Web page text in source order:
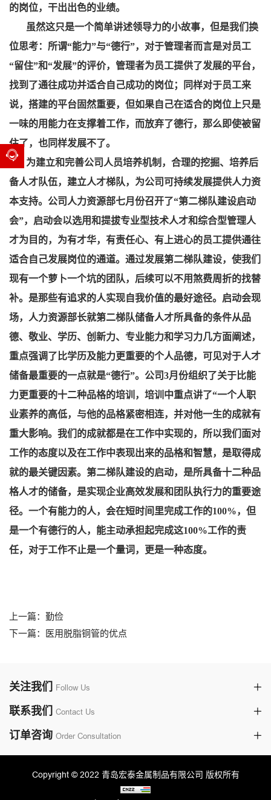
的岗位，干出出色的业绩。
虽然这只是一个简单讲述领导力的小故事，但是我们换
位思考：所谓“能力”与“德行”，对于管理者而言是对员工
“留住”和“发展”的评价，管理者为员工提供了发展的平台，
找到了通往成功并适合自己成功的岗位；同样对于员工来
说，搭建的平台固然重要，但如果自己在适合的岗位上只是
一味的用能力在支撑着工作，而放弃了德行，那么即使被留
住了，也同样发展不了。
为建立和完善公司人员培养机制，合理的挖掘、培养后
备人才队伍，建立人才梯队，为公司可持续发展提供人力资
本支持。公司人力资源部七月份召开了“第二梯队建设启动
会”，启动会以选用和提拔专业型技术人才和综合型管理人
才为目的，为有才华，有责任心、有上进心的员工提供通往
适合自己发展岗位的通道。通过发展第二梯队建设，使我们
现有一个萝卜一个坑的团队，后续可以不用煞费周折的找替
补。是那些有追求的人实现自我价值的最好途径。启动会现
场，人力资源部长就第二梯队储备人才所具备的条件从品
德、敬业、学历、创新力、专业能力和学习力几方面阐述，
重点强调了比学历及能力更重要的个人品德，可见对于人才
储备最重要的一点就是“德行”。公司3月份组织了关于比能
力更重要的十二种品格的培训，培训中重点讲了“一个人职
业素养的高低，与他的品格紧密相连，并对他一生的成就有
重大影响。我们的成就都是在工作中实现的，所以我们面对
工作的态度以及在工作中表现出来的品格和智慧，是取得成
就的最关键因素。第二梯队建设的启动，是所具备十二种品
格人才的储备，是实现企业高效发展和团队执行力的重要途
径。一个有能力的人，会在短时间里完成工作的100%，但
是一个有德行的人，能主动承担起完成这100%工作的责
任，对于工作不止是一个量词，更是一种态度。
上一篇：勤俭
下一篇：医用脱脂铜管的优点
关注我们 Follow Us
联系我们 Contact Us
订单咨询 Order Consultation
Copyright © 2022 青岛宏泰金属制品有限公司 版权所有